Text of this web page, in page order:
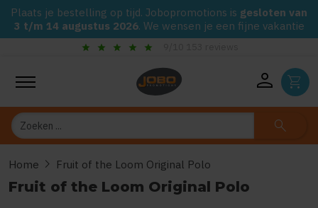
Plaats je bestelling op tijd. Jobopromotions is gesloten van
3 t/m 14 augustus 2026. We wensen je een fijne vakantie
star star star star 9/10 153 reviews
person shopping_cart
Zoeken search
Home chevron_right Fruit of the Loom Original Polo
Fruit of the Loom Original Polo